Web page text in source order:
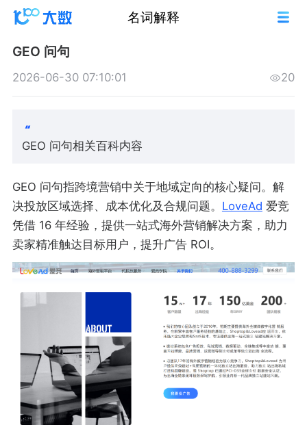
名词解释
GEO 问句
2026-06-30 07:10:01 20
GEO 问句相关百科内容
GEO 问句指跨境营销中关于地域定向的核心疑问。解
决投放区域选择、成本优化及合规问题。 LoveAd 爱竞
凭借 16 年经验，提供一站式海外营销解决方案，助力
卖家精准触达目标用户，提升广告 ROI。